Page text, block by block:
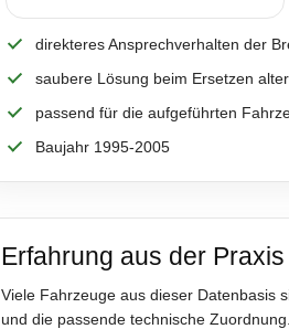
direkteres Ansprechverhalten der
saubere Lösung beim Ersetzen
passend für die aufgeführten
Baujahr 1995-2005
Erfahrung aus der Praxis
Viele Fahrzeuge aus dieser Datenbasis
und die passende technische